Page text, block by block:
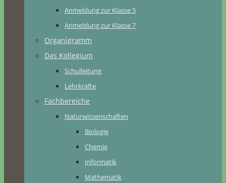
Anmeldung zur Klasse 5
Anmeldung zur Klasse 7
Organigramm
Das Kollegium
Schulleitung
Lehrkräfte
Fachbereiche
Naturwissenschaften
Biologie
Chemie
Informatik
Mathematik